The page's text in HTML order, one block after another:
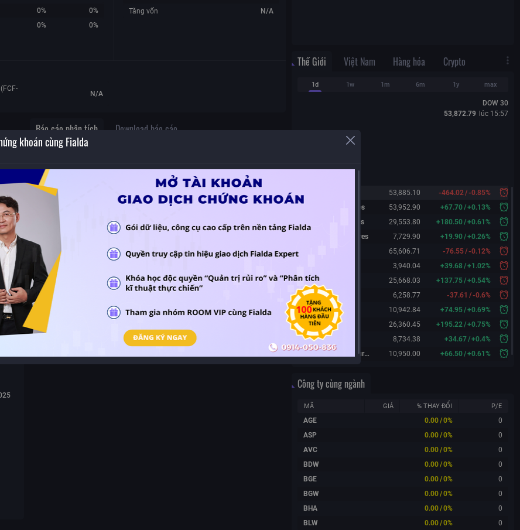
0%
0%
0% 0%
Tăng vốn
N/A
N/A
Báo cáo phân tích Download báo cáo
Thế Giới Việt Nam Hàng hóa Crypto
1d 1w 1m 6m 1y max
DOW 30
53,872.79 lúc 15:57
53,885.10 -464.02/-0.85%
Dow 30 Futures
53,952.90 +67.70/+0.13%
Nasdaq Futures
29,553.80 +180.50/+0.61%
S&P 500 Futures
7,729.90 +19.90/+0.26%
65,606.71 -76.55/-0.12%
3,940.04 +39.68/+1.02%
Hang Seng
25,668.03 +137.75/+0.54%
KOSPI
6,258.77 -37.61 /-0.6%
FTSE 100
10,942.84 +74.95/+0.69%
DAX
26,360.45 +195.22/+0.75%
CAC 40
8,734.38 +34.67/+0.4%
FTSE 100 Futures
10,950.00 +66.50/+0.61%
Công ty cùng ngành
MÃ GIÁ % THAY ĐỔI P/E
AGE 0.00/0%
0
ASP
0.00/0%
0
AVC
0.00/0%
0
BDW
0.00/0%
0
BGE
0.00/0%
0
BGW
0.00/0%
0
BHA
0.00/0%
0
BLW
0.00/0% 0
khoán cùng Fialda